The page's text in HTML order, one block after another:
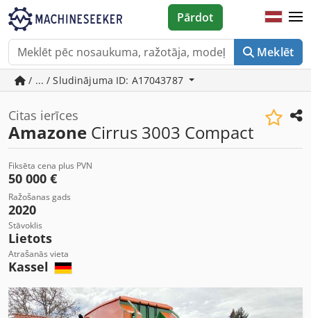
Meklēt
Pārdot
/ ... / Sludinājuma ID: A17043787
Citas ierīces
Amazone Cirrus 3003 Compact
Fiksēta cena plus PVN
50 000 €
Ražošanas gads
2020
Stāvoklis
Lietots
Atrašanās vieta
Kassel